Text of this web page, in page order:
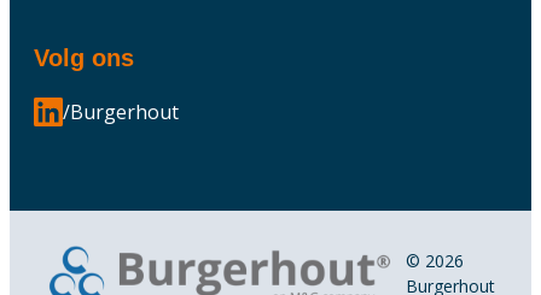
Volg ons
/Burgerhout
© 2026
Burgerhout